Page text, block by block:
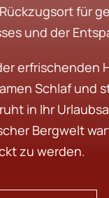
für
und der
erfrischenden
Schlaf und
in Ihr
Bergwelt
zu werden.